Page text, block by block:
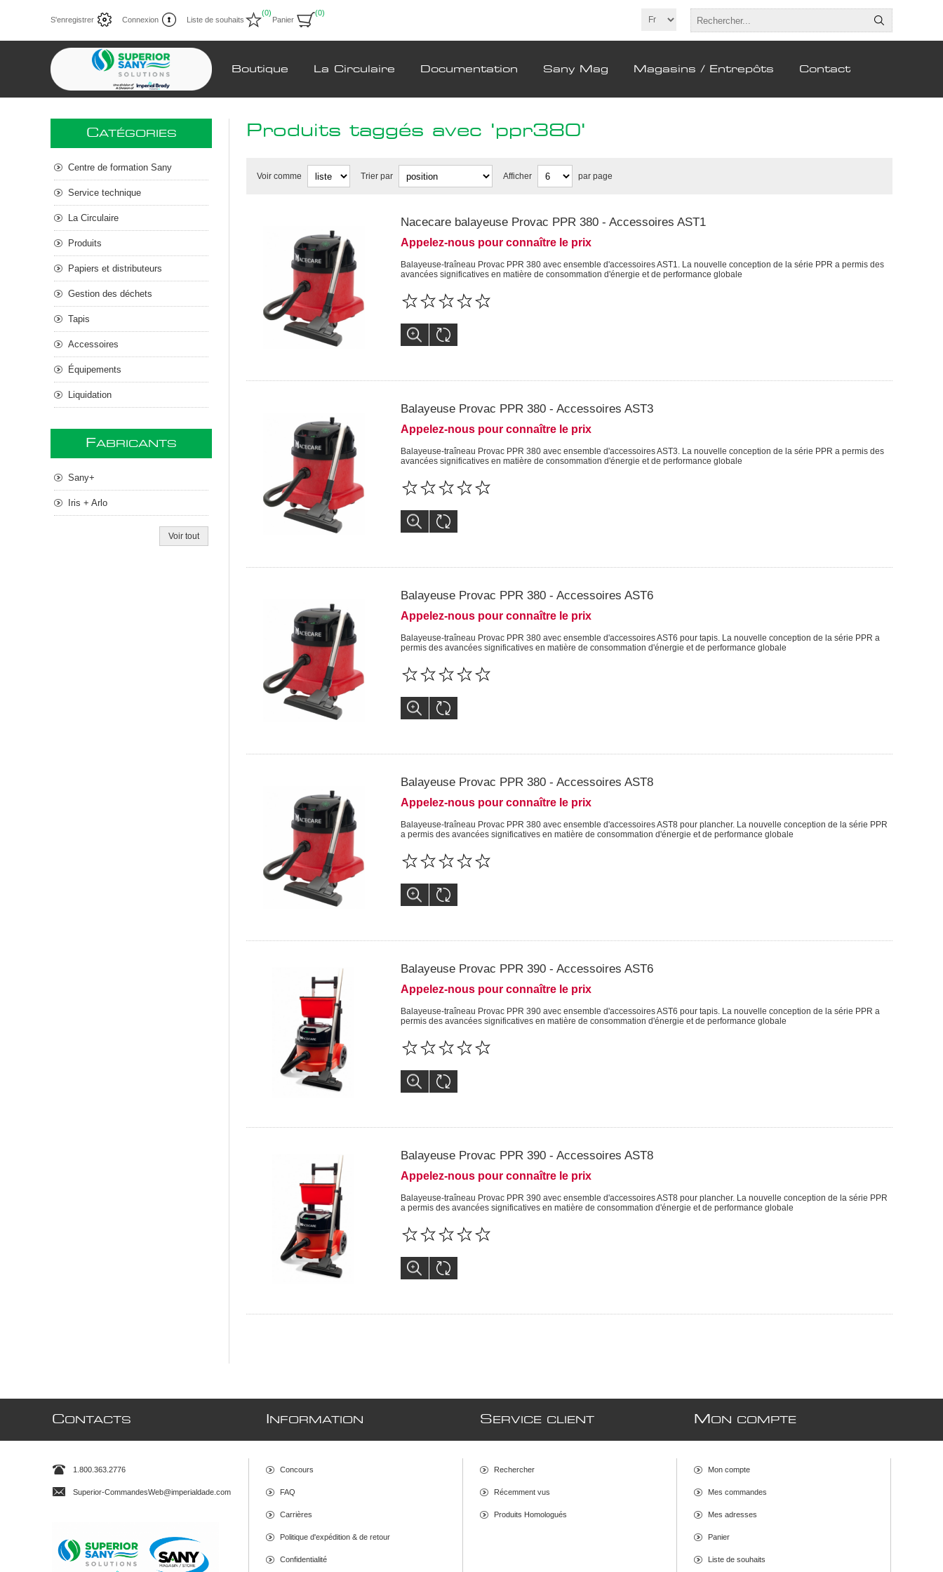
S'enregistrer Connexion Liste de souhaits
(0)
Panier
(0)
Boutique La Circulaire Documentation Sany Mag Magasins / Entrepôts Contact
Produits taggés avec 'ppr380'
Voir comme Trier par Afficher par page
Nacecare balayeuse Provac PPR 380 - Accessoires AST1
Appelez-nous pour connaître le prix
Balayeuse-traîneau Provac PPR 380 avec ensemble d'accessoires AST1. La nouvelle conception de la série PPR a permis des
avancées significatives en matière de consommation d'énergie et de performance globale
Balayeuse Provac PPR 380 - Accessoires AST3
Appelez-nous pour connaître le prix
Balayeuse-traîneau Provac PPR 380 avec ensemble d'accessoires AST3. La nouvelle conception de la série PPR a permis des
avancées significatives en matière de consommation d'énergie et de performance globale
Balayeuse Provac PPR 380 - Accessoires AST6
Appelez-nous pour connaître le prix
Balayeuse-traîneau Provac PPR 380 avec ensemble d'accessoires AST6 pour tapis. La nouvelle conception de la série PPR a
permis des avancées significatives en matière de consommation d'énergie et de performance globale
Balayeuse Provac PPR 380 - Accessoires AST8
Appelez-nous pour connaître le prix
Balayeuse-traîneau Provac PPR 380 avec ensemble d'accessoires AST8 pour plancher. La nouvelle conception de la série PPR
a permis des avancées significatives en matière de consommation d'énergie et de performance globale
Balayeuse Provac PPR 390 - Accessoires AST6
Appelez-nous pour connaître le prix
Balayeuse-traîneau Provac PPR 390 avec ensemble d'accessoires AST6 pour tapis. La nouvelle conception de la série PPR a
permis des avancées significatives en matière de consommation d'énergie et de performance globale
Balayeuse Provac PPR 390 - Accessoires AST8
Appelez-nous pour connaître le prix
Balayeuse-traîneau Provac PPR 390 avec ensemble d'accessoires AST8 pour plancher. La nouvelle conception de la série PPR
a permis des avancées significatives en matière de consommation d'énergie et de performance globale
CATÉGORIES
Centre de formation Sany
Service technique
La Circulaire
Produits
Papiers et distributeurs
Gestion des déchets
Tapis
Accessoires
Équipements
Liquidation
FABRICANTS
Sany+
Iris + Arlo
Voir tout
CONTACTS
1.800.363.2776
Superior-CommandesWeb@imperialdade.com
NFORMATION
Concours
FAQ
Carrières
Politique d'expédition & de retour
Confidentialité
S ERVICE CLIENT
Rechercher
Récemment vus
Produits Homologués
M ON COMPTE
Mon compte
Mes commandes
Mes adresses
Panier
Liste de souhaits